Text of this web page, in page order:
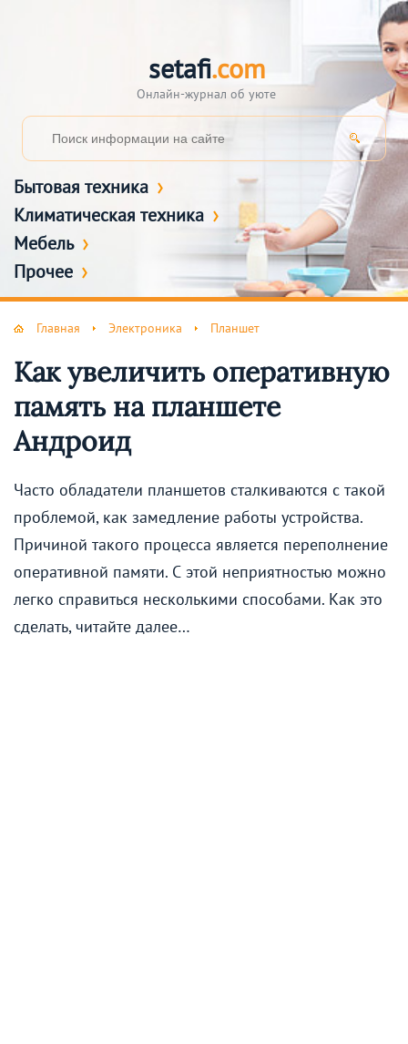
setafi.com
Онлайн-журнал об уюте
Бытовая техника
Климатическая техника
Мебель
Прочее
Главная Электроника Планшет
Как увеличить оперативную
память на планшете
Андроид
Часто обладатели планшетов сталкиваются с такой
проблемой, как замедление работы устройства.
Причиной такого процесса является переполнение
оперативной памяти. С этой неприятностью можно
легко справиться несколькими способами. Как это
сделать, читайте далее…